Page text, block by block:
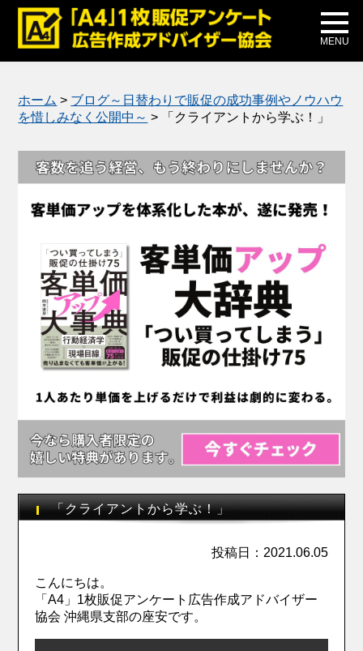
MENU
メディア掲載
公式ブログ
ホーム > ブログ～日替わりで販促の成功事例やノウハウ
を惜しみなく公開中～ > 「クライアントから学ぶ！」
「クライアントから学ぶ！」
投稿日：2021.06.05
こんにちは。
「A4」1枚販促アンケート広告作成アドバイザー
協会 沖縄県支部の座安です。